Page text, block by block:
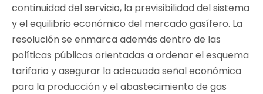
continuidad del servicio, la previsibilidad del sistema
y el equilibrio económico del mercado gasífero. La
resolución se enmarca además dentro de las
políticas públicas orientadas a ordenar el esquema
tarifario y asegurar la adecuada señal económica
para la producción y el abastecimiento de gas